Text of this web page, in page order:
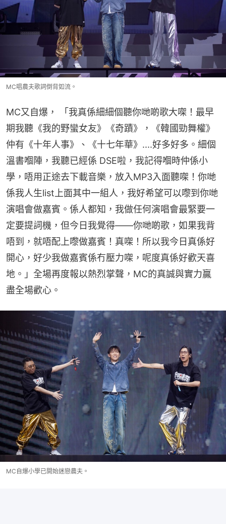
MC唱農夫歌詞倒背如流。
MC又自爆， 「我真係細細個聽你哋啲歌大㗎！最早
期我聽《我的野蠻女友》《奇蹟》，《韓國勁舞權》
仲有《十年人事》、《十七年華》....好多好多。細個
溫書嗰陣，我聽已經係 DSE啦，我記得嗰時仲係小
學，唔用正途去下載音樂，放入MP3入面聽㗎！你哋
係我人生list上面其中一組人，我好希望可以嚟到你哋
演唱會做嘉賓。係人都知，我做任何演唱會最緊要一
定要提詞機，但今日我覺得——你哋啲歌，如果我背
唔到，就唔配上嚟做嘉賓！真㗎！所以我今日真係好
開心，好少我做嘉賓係冇壓力㗎，呢度真係好歡天喜
地。」全場再度報以熱烈掌聲，MC的真誠與實力贏
盡全場歡心。
MC自爆小學已開始迷戀農夫。